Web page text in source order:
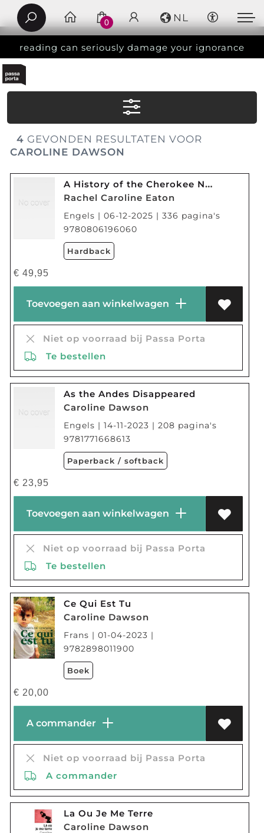
reading can seriously damage your ignorance
0 NL
4 GEVONDEN RESULTATEN VOOR
CAROLINE DAWSON
A History of the Cherokee Nation Volume 26
Rachel Caroline Eaton
Engels | 06-12-2025 | 336 pagina's
9780806196060
Hardback
€ 49,95
Toevoegen aan winkelwagen
Niet op voorraad bij Passa Porta
Te bestellen
As the Andes Disappeared
Caroline Dawson
Engels | 14-11-2023 | 208 pagina's
9781771668613
Paperback / softback
€ 23,95
Toevoegen aan winkelwagen
Niet op voorraad bij Passa Porta
Te bestellen
Ce Qui Est Tu
Caroline Dawson
Frans | 01-04-2023 |
9782898011900
Boek
€ 20,00
A commander
Niet op voorraad bij Passa Porta
A commander
La Ou Je Me Terre
Caroline Dawson